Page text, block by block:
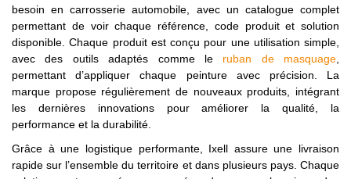
besoin en carrosserie automobile, avec un catalogue complet
permettant de voir chaque référence, code produit et solution
disponible. Chaque produit est conçu pour une utilisation simple,
avec des outils adaptés comme le ruban de masquage
permettant d’appliquer chaque peinture avec précision. La
marque propose régulièrement de nouveaux produits, intégrant
les dernières innovations pour améliorer la qualité, la
performance et la durabilité.
Grâce à une logistique performante, Ixell assure une livraison
rapide sur l’ensemble du territoire et dans plusieurs pays. Chaque